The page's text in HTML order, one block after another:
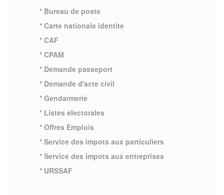
* Bureau de poste
* Carte nationale identite
* CAF
* CPAM
* Demande passeport
* Demande d'acte civil
* Gendarmerie
* Listes electorales
* Offres Emplois
* Service des impots aux particuliers
* Service des impots aux entreprises
* URSSAF